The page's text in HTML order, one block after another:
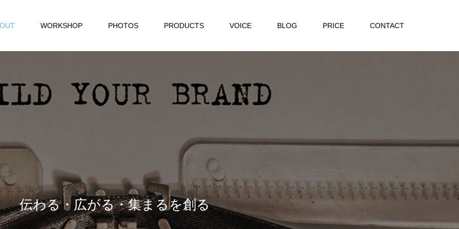
WORKSHOP PHOTOS PRODUCTS VOICE BLOG PRICE CONTACT
伝わる・広がる・集まるを創る